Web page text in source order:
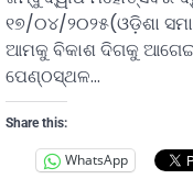
୧୭/୦୪/୨୦୨୫(ଓଡ଼ିଶା
ଆମକୁ ବିକାଶ ଦିଗକୁ ଆଗେଇ
ପେଣ୍ଠସ୍ଥଳ…
Share this:
WhatsApp